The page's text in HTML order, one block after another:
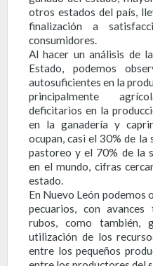
otros estados del país,
finalización a
consumidores.
Al hacer un análisis de
Estado, podemos
autosuficientes en la
principalmente
deficitarios en la
en la ganadería y
ocupan, casi el 30% de
pastoreo y el 70% de la
en el mundo, cifras
estado.
En Nuevo León podemos
pecuarios, con
rubos, como también,
utilización de los
entre los pequeños